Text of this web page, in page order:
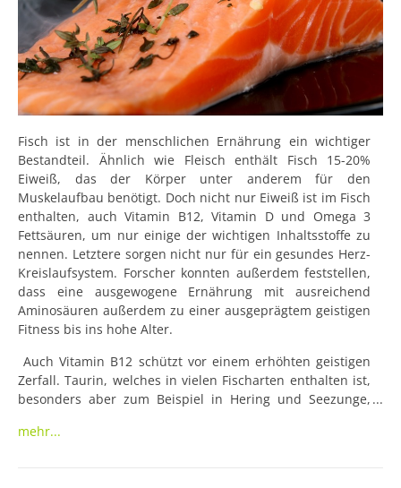
Fisch ist in der menschlichen Ernährung ein wichtiger
Bestandteil. Ähnlich wie Fleisch enthält Fisch 15-20%
Eiweiß, das der Körper unter anderem für den
Muskelaufbau benötigt. Doch nicht nur Eiweiß ist im Fisch
enthalten, auch Vitamin B12, Vitamin D und Omega 3
Fettsäuren, um nur einige der wichtigen Inhaltsstoffe zu
nennen. Letztere sorgen nicht nur für ein gesundes Herz-
Kreislaufsystem. Forscher konnten außerdem feststellen,
dass eine ausgewogene Ernährung mit ausreichend
Aminosäuren außerdem zu einer ausgeprägtem geistigen
Fitness bis ins hohe Alter.
Auch Vitamin B12 schützt vor einem erhöhten geistigen
Zerfall. Taurin, welches in vielen Fischarten enthalten ist,
besonders aber zum Beispiel in Hering und Seezunge,
und unterstützt die Entwicklung der Augen-Netzhaut. Ein
mehr...